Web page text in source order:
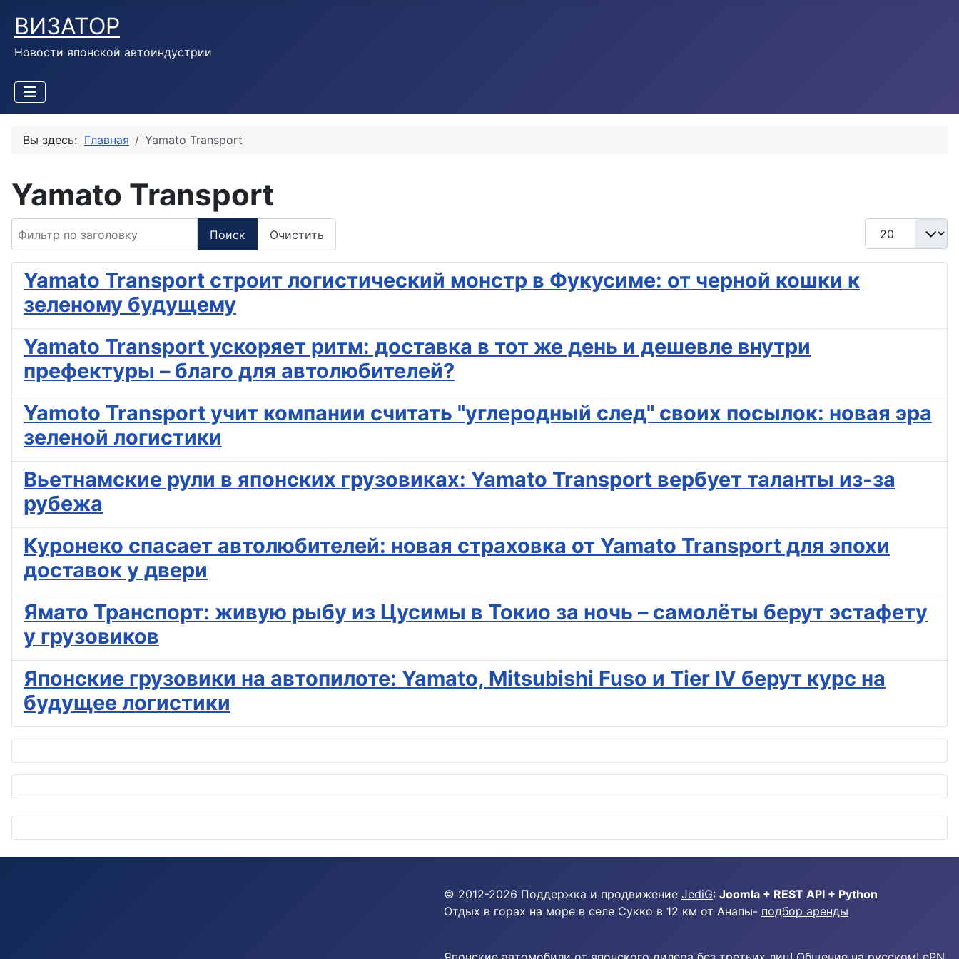
ВИЗАТОР
Новости японской автоиндустрии
Вы здесь: Главная Yamato Transport
Yamato Transport
Поиск Очистить
Кол-во строк:
Yamato Transport строит логистический монстр в Фукусиме: от черной кошки к
зеленому будущему
Yamato Transport ускоряет ритм: доставка в тот же день и дешевле внутри
префектуры – благо для автолюбителей?
Yamoto Transport учит компании считать "углеродный след" своих посылок: новая эра
зеленой логистики
Вьетнамские рули в японских грузовиках: Yamato Transport вербует таланты из-за
рубежа
Куронеко спасает автолюбителей: новая страховка от Yamato Transport для эпохи
доставок у двери
Ямато Транспорт: живую рыбу из Цусимы в Токио за ночь – самолёты берут эстафету
у грузовиков
Японские грузовики на автопилоте: Yamato, Mitsubishi Fuso и Tier IV берут курс на
будущее логистики
© 2012-2026 Поддержка и продвижение JediG: Joomla + REST API + Python
Отдых в горах на море в селе Сукко в 12 км от Анапы- подбор аренды